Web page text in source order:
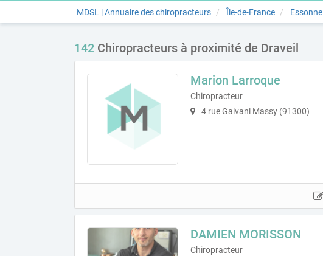
MDSL | Annuaire des chiropracteurs Île-de-France Essonne
142 Chiropracteurs à proximité de Draveil
Marion Larroque
Chiropracteur
4 rue Galvani Massy (91300)
DAMIEN MORISSON
Chiropracteur